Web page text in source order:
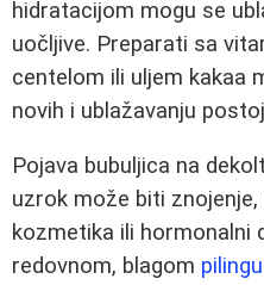
hidratacijom mogu se
uočljive. Preparati sa
centelom ili uljem kakaa
novih i ublažavanju
Pojava bubuljica na
uzrok može biti
kozmetika ili hormonalni
redovnom, blagom pilingu